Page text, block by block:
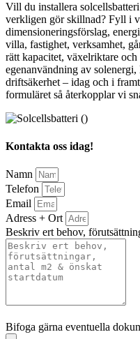
Vill du installera
verkligen gör skillnad? Fyll i
dimensioneringsförslag,
villa, fastighet, verksamhet,
rätt kapacitet, växelriktare
egenanvändning av
driftsäkerhet – idag och i
formuläret så återkopplar vi
Kontakta oss idag!
Namn
Telefon
Email
Adress + Ort
Beskriv ert behov,
Bifoga gärna eventuella